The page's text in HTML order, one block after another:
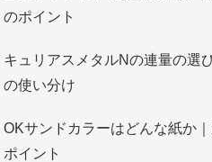
のポイント
キュリアスメタルNの連量の選
の使い分け
OKサンドカラーはどんな紙か
ポイント